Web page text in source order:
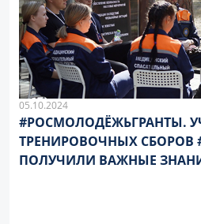
05.10.2024
#РОСМОЛОДЁЖЬГРАНТЫ.
ТРЕНИРОВОЧНЫХ СБОРОВ
ПОЛУЧИЛИ ВАЖНЫЕ